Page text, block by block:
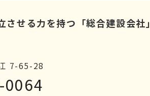
させる力を持つ「総合建設会社」
7-65-28